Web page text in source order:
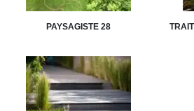
PAYSAGISTE 28